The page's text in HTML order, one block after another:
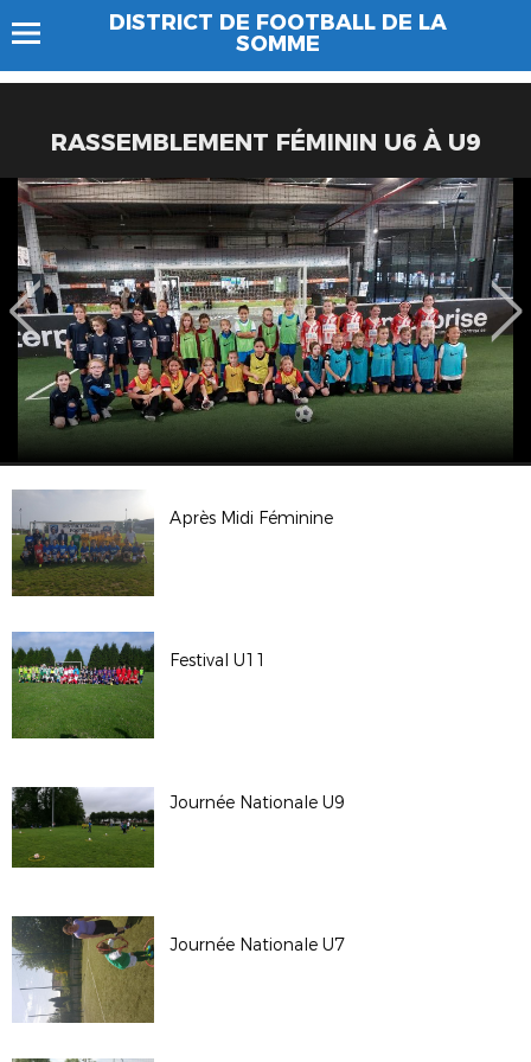
DISTRICT DE FOOTBALL DE LA
SOMME
RASSEMBLEMENT FÉMININ U6 À U9
Après Midi Féminine
Festival U11
Journée Nationale U9
Journée Nationale U7